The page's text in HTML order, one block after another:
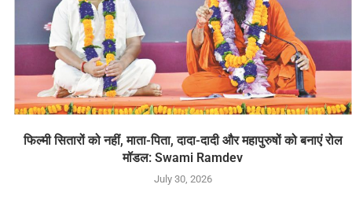
फिल्मी सितारों को नहीं, माता-पिता, दादा-दादी और महापुरुषों को बनाएं रोल
मॉडल: Swami Ramdev
July 30, 2026